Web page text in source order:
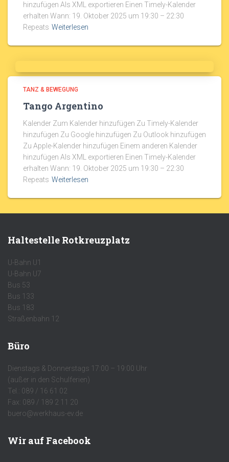
hinzufügen Als XML exportieren Einen Timely-Kalender
erhalten Wann: 19. Oktober 2025 um 19:30 – 22:30
Repeats Weiterlesen
TANZ & BEWEGUNG
Tango Argentino
Kalender Zum Kalender hinzufügen Zu Timely-Kalender
hinzufügen Zu Google hinzufügen Zu Outlook hinzufügen
Zu Apple-Kalender hinzufügen Einem anderen Kalender
hinzufügen Als XML exportieren Einen Timely-Kalender
erhalten Wann: 19. Oktober 2025 um 19:30 – 22:30
Repeats Weiterlesen
Haltestelle Rotkreuzplatz
U-Bahn U1
U-Bahn U7
Bus 53
Bus 133
Bus 183
Straßenbahn 12
Büro
Dienstags & Donnerstags 17:00 – 19:00 Uhr
(außer in den Schulferien)
Tel.: 089 / 16 61 02
Fax: 089 / 189 2 11 20
buero@werkhaus-ev.de
Wir auf Facebook